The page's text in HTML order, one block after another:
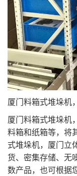
厦门料箱式堆垛机
厦门料箱式堆垛机
料箱和纸箱等，将
式堆垛机，厦门立
货、密集存储、无
数产品，也可根据